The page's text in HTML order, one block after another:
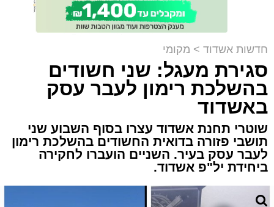
חדשות אשדוד > מקומי
סגירת מעגל: שני חשודים
בהשלכת רימון לעבר עסק
באשדוד
שוטרי תחנת אשדוד עצרו בסוף השבוע שני
תושבי פזורה בדואית החשודים בהשלכת רימון
לעבר עסק בעיר. השניים הועברו לחקירה
ביחידת יל"פ אשדוד.